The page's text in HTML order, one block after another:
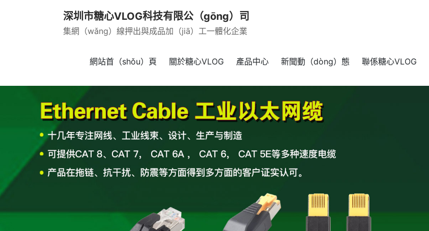
深圳市糖心VLOG科技有限公（gōng）司
集網（wǎng）線押出與成品加（jiā）工一體化企業
網站首（shǒu）頁 關於糖心VLOG 產品中心 新聞動（dòng）態 聯係糖心VLOG